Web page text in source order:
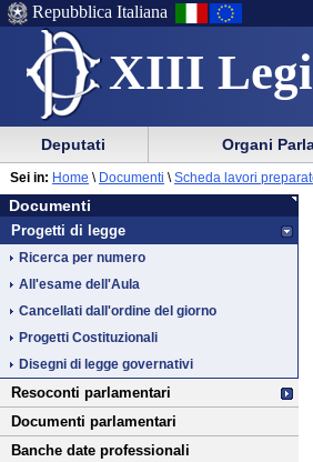
XIII
Menu
di
ausilio
alla
navigazione
Menu
di
navigazione
principale
Repubblica Italiana
Menu
di
navigazione
principale
menu
di
sezione
Deputati Organi
Documenti
Vai
al
contenuto
Documenti
Progetti di legge
Ricerca per numero
All'esame dell'Aula
Cancellati dall'ordine del giorno
Progetti Costituzionali
Disegni di legge governativi
Resoconti parlamentari
Documenti parlamentari
Banche date professionali
Sei in: Home \ Documenti \ Scheda lavori